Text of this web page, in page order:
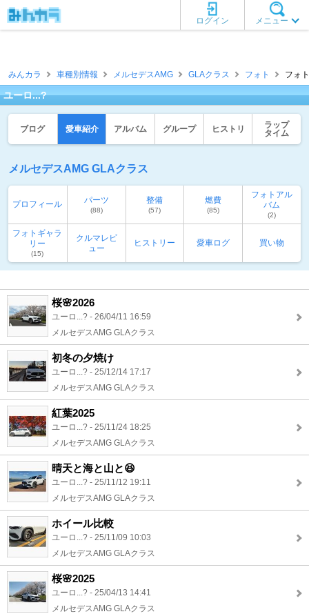
メニュー
ログイン
みんカラ 車種別情報 メルセデスAMG GLAクラス フォト フォ
ユーロ...?
ブログ 愛車紹介 アルバム グループ ヒストリ
ラップ
タイム
メルセデスAMG GLAクラス
プロフィール パーツ
(88)
整備
(57)
燃費
(85)
フォトアル
バム
(2)
フォトギャラ
リー
(15)
クルマレビ
ュー
ヒストリー 愛車ログ 買い物
桜🌸2026
ユーロ...? - 26/04/11 16:59
メルセデスAMG GLAクラス
初冬の夕焼け
ユーロ...? - 25/12/14 17:17
メルセデスAMG GLAクラス
紅葉2025
ユーロ...? - 25/11/24 18:25
メルセデスAMG GLAクラス
晴天と海と山と😆
ユーロ...? - 25/11/12 19:11
メルセデスAMG GLAクラス
ホイール比較
ユーロ...? - 25/11/09 10:03
メルセデスAMG GLAクラス
桜🌸2025
ユーロ...? - 25/04/13 14:41
メルセデスAMG GLAクラス